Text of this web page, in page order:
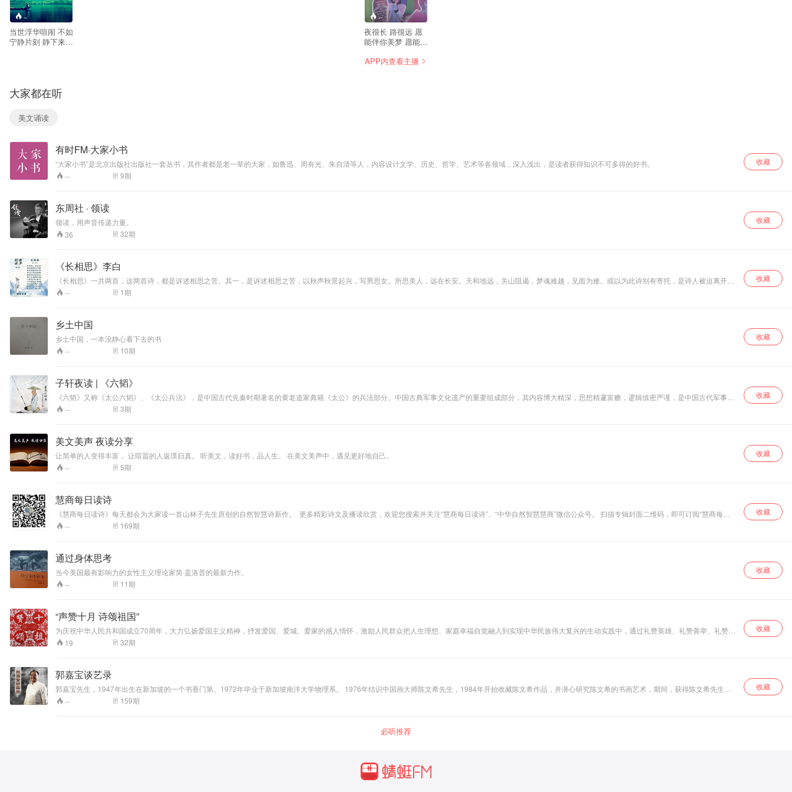
--
当世浮华喧闹 不如
宁静片刻 静下来
--
夜很长 路很远 愿
能伴你美梦 愿能伴
APP内查看主播
大家都在听
美文诵读
有时FM·大家小书
“大家小书”是北京出版社出版社一套丛书，其作者都是老一辈的大家，如鲁迅、周有光、朱自清等人，内容设计文学、历史、哲学、艺术等各领域，深入浅出，是读者获得知识不可多得的好书。
--
9期
收藏
东周社 · 领读
领读，用声音传递力量。
36
32期
收藏
《长相思》李白
《长相思》一共两首，这两首诗，都是诉述相思之苦。其一，是诉述相思之苦，以秋声秋景起兴，写男思女。所思美人，远在长安。天和地远，关山阻遏，梦魂难越，见面为难。或以为此诗别有寄托，是诗人被迫离开长
安后，对唐玄宗的怀念。其二，以春花春风起兴，写女思男。望月怀思，抚琴寄情，忆君怀君，悱恻缠绵。真有“人比黄花瘦”之叹。这两首诗，在《李太白诗集》中，一收卷三，一收卷六。所写时地迥异，格调也截然不
同，实为风马牛不相及。但蘅塘退士辑为先后，看起来似乎是一对男女，天各一方，各抒相思之苦，其实不然。
-- 1期
收藏
乡土中国
乡土中国，一本没静心看下去的书
--
10期
收藏
子轩夜读 | 《六韬》
《六韬》又称《太公六韬》、《太公兵法》，是中国古代先秦时期著名的黄老道家典籍《太公》的兵法部分。中国古典军事文化遗产的重要组成部分，其内容博大精深，思想精邃富赡，逻辑缜密严谨，是中国古代军事思
想精华的集中体现。最早明确收录此书的是《隋书·经籍志》，题为“周文王师姜望撰”。姜望即姜太公吕望。但是自宋代以来，就不断有人对此提出质疑。从此书的内容，文风及近年出土文物资料等分析，可大致断定《六
韬》是战国时期黄老道家典籍。全书有六卷，共六十篇。《六韬》的内容十分广泛，对有关战争和各方面问题，几乎都涉及到了。其中最精彩的部分是它的战略论和战术论。 《六韬》是一部集先秦黄老道家军事思想之大
军事思想有很大的影响，被誉为是兵家权谋类的始祖。司马迁《史记·齐太公世家》称：“后世之言兵及周之阴权。皆宗太公为本谋。”北宋神宗元丰年间，《六韬》被列为《武经七书》之一，为武学必读之书。《六韬》在
16世纪传入日本，18世纪传入欧洲，现今已翻译成日、法、朝、越、英、俄等多种文字。详情微信：15509351916
-- 3期
收藏
美文美声 夜读分享
让简单的人变得丰富， 让喧嚣的人返璞归真。 听美文，读好书，品人生。 在美文美声中，遇见更好地自己。
--
5期
收藏
慧商每日读诗
《慧商每日读诗》每天都会为大家读一首山林子先生原创的自然智慧诗新作。 更多精彩诗文及播读欣赏，欢迎您搜索并关注“慧商每日读诗”、“中华自然智慧慧商”微信公众号。 扫描专辑封面二维码，即可订阅“慧商每日
-- 169期
收藏
通过身体思考
当今美国最有影响力的女性主义理论家简·盖洛普的最新力作。
--
11期
收藏
“声赞十月 诗颂祖国”
为庆祝中华人民共和国成立70周年，大力弘扬爱国主义精神，抒发爱国、爱城、爱家的感人情怀，激励人民群众把人生理想、家庭幸福自觉融入到实现中华民族伟大复兴的生动实践中，通过礼赞英雄、礼赞善举、礼赞平
19 32期
收藏
郭嘉宝谈艺录
郭嘉宝先生，1947年出生在新加坡的一个书香门第。1972年毕业于新加坡南洋大学物理系。 1976年结识中国画大师陈文希先生，1984年开始收藏陈文希作品，并潜心研究陈文希的书画艺术，期间，获得陈文希先生的
-- 159期
收藏
必听推荐